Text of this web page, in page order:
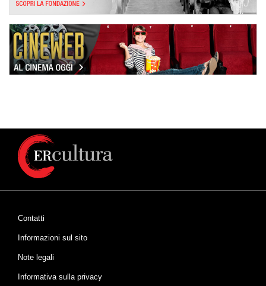
Contatti
Informazioni sul sito
Note legali
Informativa sulla privacy